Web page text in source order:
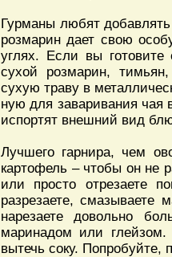
Гурманы любят
розмарин дает свою
углях. Если вы
сухой розмарин,
сухую траву в
ную для заваривания чая
испортят внешний вид
Лучшего гарнира, чем
картофель – чтобы он не
или просто отрезаете
разрезаете,
нарезаете довольно
маринадом или
вытечь соку. Попробуйте,